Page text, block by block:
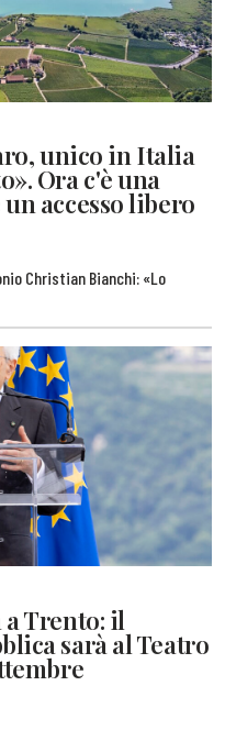
unico in Italia
Ora c'è una
accesso libero
Christian Bianchi: «Lo
Trento: il
sarà al Teatro